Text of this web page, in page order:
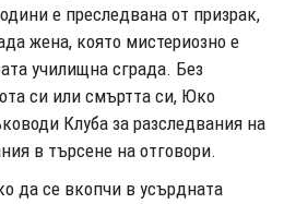
е преследвана от призрак,
жена, която мистериозно е
училищна сграда. Без
си или смъртта си, Юко
Клуба за разследвания на
в търсене на отговори.
да се вкопчи в усърдната